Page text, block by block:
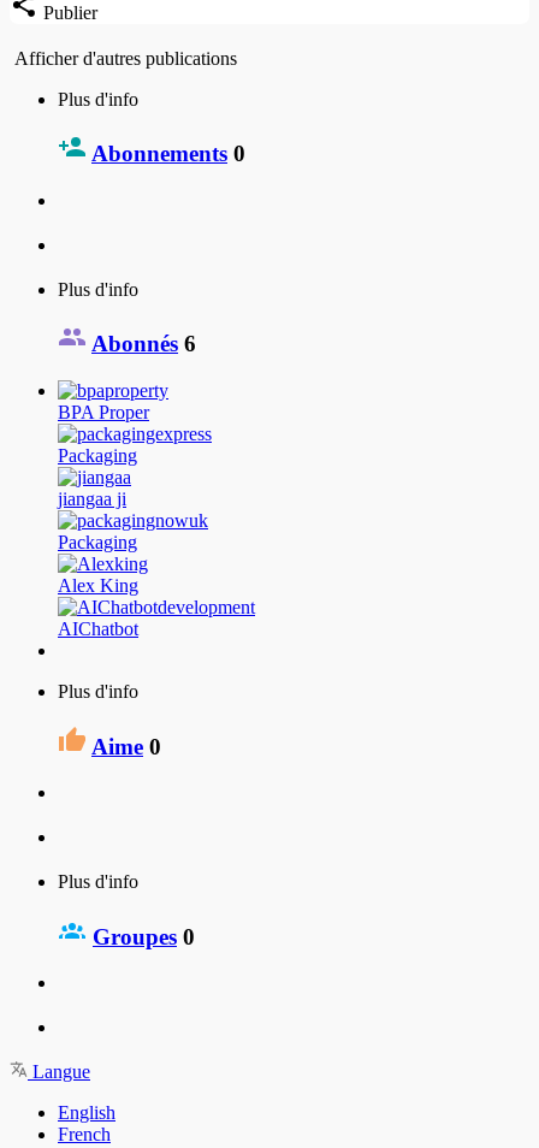
Publier
Afficher d'autres publications
Plus d'info
Abonnements 0
Plus d'info
Abonnés 6
BPA Proper
Packaging
jiangaa ji
Packaging
Alex King
AIChatbot
Plus d'info
Aime 0
Plus d'info
Groupes 0
Langue
English
French